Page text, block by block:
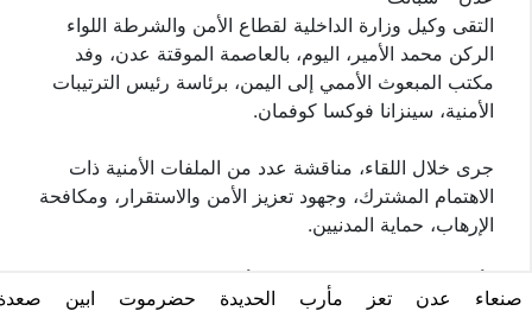
صنعاء عدن تعز مأرب الحديدة حضرموت ابين